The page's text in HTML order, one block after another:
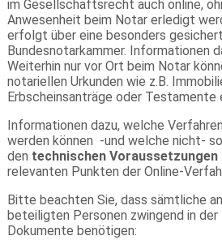
im Gesellschaftsrecht auch online,
Anwesenheit beim Notar erledigt
erfolgt über eine besonders
Bundesnotarkammer. Informationen
Weiterhin nur vor Ort beim Notar
notariellen Urkunden wie z.B.
Erbscheinsanträge oder
Informationen dazu, welche
werden können -und welche nicht-
den technischen Voraussetzungen
relevanten Punkten der Online-
Bitte beachten Sie, dass sämtliche
beteiligten Personen zwingend in
Dokumente benötigen: